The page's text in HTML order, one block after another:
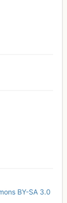
BY-SA 3.0